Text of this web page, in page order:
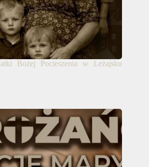
Bożej Pocieszenia w Leżajsku